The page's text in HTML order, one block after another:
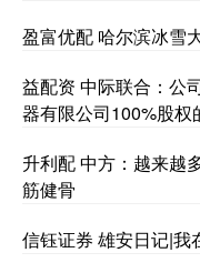
盈富优配 哈尔滨冰雪
益配资 中际联合：公
器有限公司100%股权
升利配 中方：越来越
筋健骨
信钰证券 雄安日记|我